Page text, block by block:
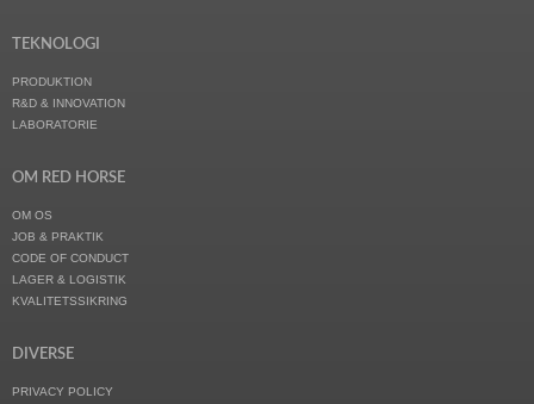
TEKNOLOGI
PRODUKTION
R&D & INNOVATION
LABORATORIE
OM RED HORSE
OM OS
JOB & PRAKTIK
CODE OF CONDUCT
LAGER & LOGISTIK
KVALITETSSIKRING
DIVERSE
PRIVACY POLICY